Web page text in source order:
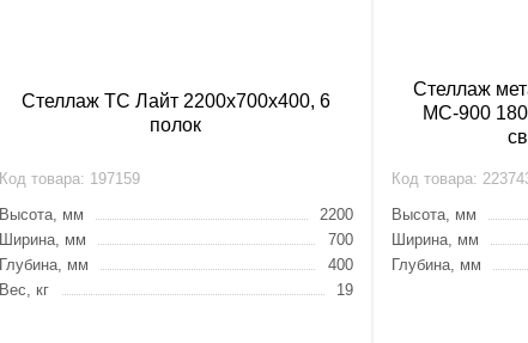
Стеллаж ТС Лайт 2200х700х400, 6
полок
Код товара: 197159
Высота, мм
2200
Ширина, мм
700
Глубина, мм
400
Вес, кг
19
Стеллаж
МС-900
Код товара:
Высота, мм
Ширина, мм
Глубина, мм